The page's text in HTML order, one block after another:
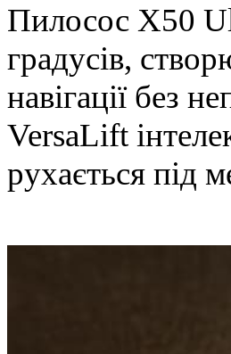
Пилосос X50
градусів,
навігації без
VersaLift
рухається під